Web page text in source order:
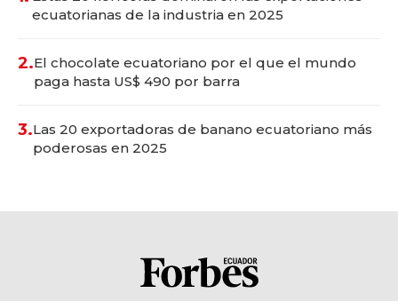
ecuatorianas de la industria en 2025
2.El chocolate ecuatoriano por el que el mundo
paga hasta US$ 490 por barra
3.Las 20 exportadoras de banano ecuatoriano más
poderosas en 2025